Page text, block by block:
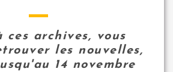
ces archives, vous
les nouvelles,
14 novembre